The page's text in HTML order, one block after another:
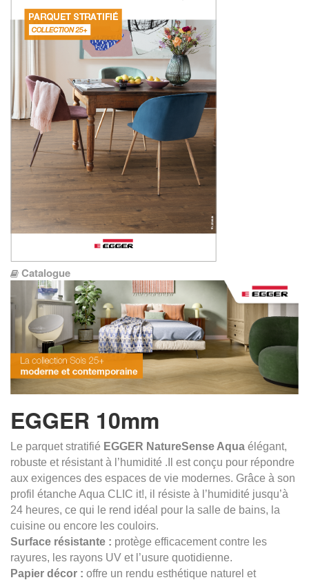
Catalogue
EGGER 10mm
Le parquet stratifié EGGER NatureSense Aqua élégant,
robuste et résistant à l’humidité .Il est conçu pour répondre
aux exigences des espaces de vie modernes. Grâce à son
profil étanche Aqua CLIC it!, il résiste à l’humidité jusqu’à
24 heures, ce qui le rend idéal pour la salle de bains, la
cuisine ou encore les couloirs.
Surface résistante : protège efficacement contre les
rayures, les rayons UV et l’usure quotidienne.
Papier décor : offre un rendu esthétique naturel et